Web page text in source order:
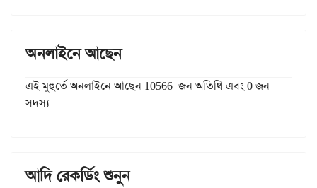
অনলাইনে আছেন
এই মুহুর্তে অনলাইনে আছেন 10566 জন অতিথি এবং 0 জন
সদস্য
আদি রেকর্ডিং শুনুন